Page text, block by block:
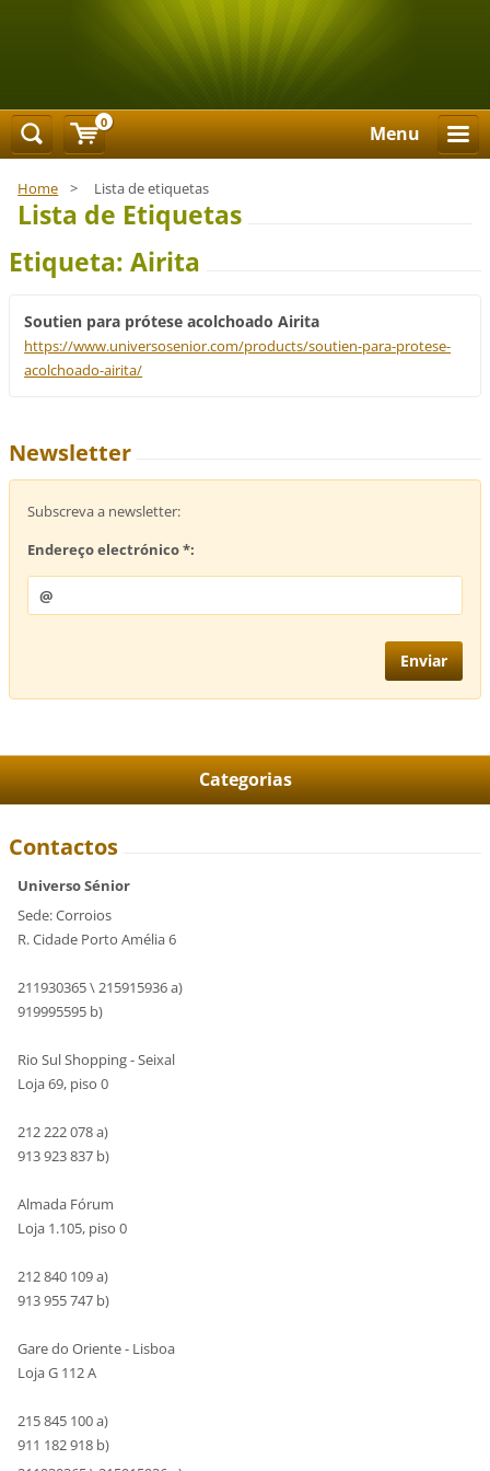
Menu
Home > Lista de etiquetas
Lista de Etiquetas
Etiqueta: Airita
Soutien para prótese acolchoado Airita
https://www.universosenior.com/products/soutien-para-protese-
acolchoado-airita/
Newsletter
Subscreva a newsletter:
Endereço electrónico *:
Categorias
Contactos
Universo Sénior
Sede: Corroios
R. Cidade Porto Amélia 6
211930365 \ 215915936 a)
919995595 b)
Rio Sul Shopping - Seixal
Loja 69, piso 0
212 222 078 a)
913 923 837 b)
Almada Fórum
Loja 1.105, piso 0
212 840 109 a)
913 955 747 b)
Gare do Oriente - Lisboa
Loja G 112 A
215 845 100 a)
911 182 918 b)
0